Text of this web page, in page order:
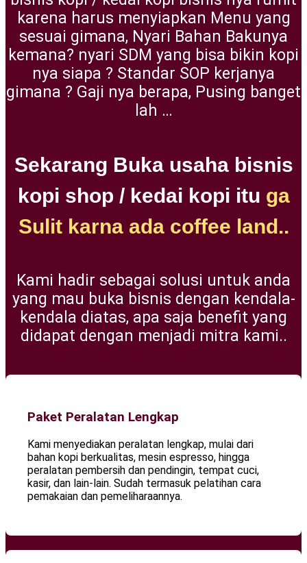
karena harus menyiapkan Menu yang
sesuai gimana, Nyari Bahan Bakunya
kemana? nyari SDM yang bisa bikin kopi
nya siapa ? Standar SOP kerjanya
gimana ? Gaji nya berapa, Pusing banget
lah …
Sekarang Buka usaha bisnis
kopi shop / kedai kopi itu ga
Sulit karna ada coffee land..
Kami hadir sebagai solusi untuk anda
yang mau buka bisnis dengan kendala-
kendala diatas, apa saja benefit yang
didapat dengan menjadi mitra kami..
Paket Peralatan Lengkap
Kami menyediakan peralatan lengkap, mulai dari
bahan kopi berkualitas, mesin espresso, hingga
peralatan pembersih dan pendingin, tempat cuci,
kasir, dan lain-lain. Sudah termasuk pelatihan cara
pemakaian dan pemeliharaannya.​